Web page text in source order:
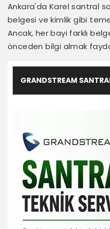
Ankara'da Karel santral
belgesi ve kimlik gibi
Ancak, her bayi farklı
önceden bilgi almak
GRANDSTREAM